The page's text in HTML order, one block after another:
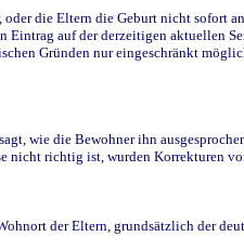
die Eltern die Geburt nicht sofort
Eintrag auf der derzeitigen aktuellen
Gründen nur eingeschränkt
wie die Bewohner ihn
nicht richtig ist, wurden Korrekturen
der Eltern, grundsätzlich der